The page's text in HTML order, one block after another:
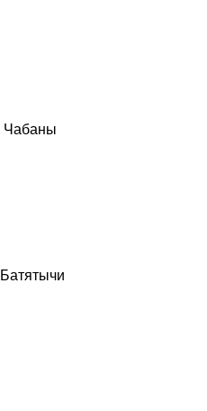
Чабаны
Батятычи